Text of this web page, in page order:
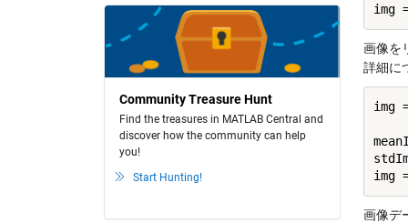
Community Treasure Hunt
Find the treasures in MATLAB Central and
discover how the community can help
you!
Start Hunting!
画像を
詳細に
img
画像デ